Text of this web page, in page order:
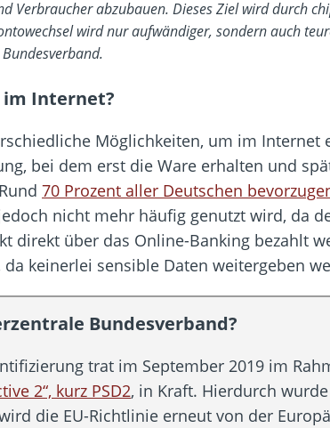
Verbraucher abzubauen. Dieses Ziel wird durch
wird nur aufwändiger, sondern auch
im Internet?
Möglichkeiten, um im Internet
bei dem erst die Ware erhalten und
70 Prozent aller Deutschen
nicht mehr häufig genutzt wird, da
direkt über das Online-Banking bezahlt
keinerlei sensible Daten weitergeben
Bundesverband?
trat im September 2019 im
2“, kurz PSD2, in Kraft. Hierdurch
die EU-Richtlinie erneut von der